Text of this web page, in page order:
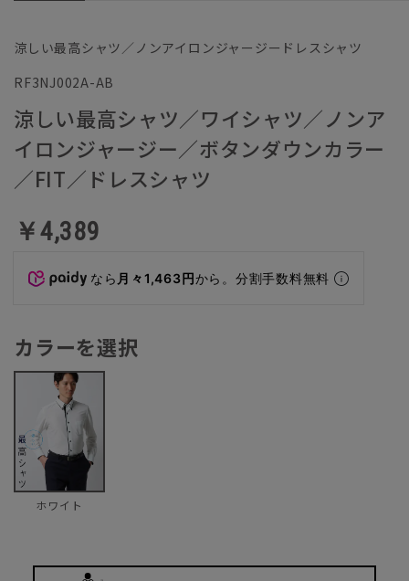
涼しい最高シャツ／ノンアイロンジャージードレスシャツ
RF3NJ002A-AB
涼しい最高シャツ／ワイシャツ／ノンア
イロンジャージー／ボタンダウンカラー
／FIT／ドレスシャツ
￥4,389
なら 月々1,463円から。分割手数料無料
カラーを選択
ホワイト